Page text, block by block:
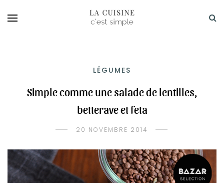
LÉGUMES
Simple comme une salade de lentilles,
betterave et feta
20 NOVEMBRE 2014